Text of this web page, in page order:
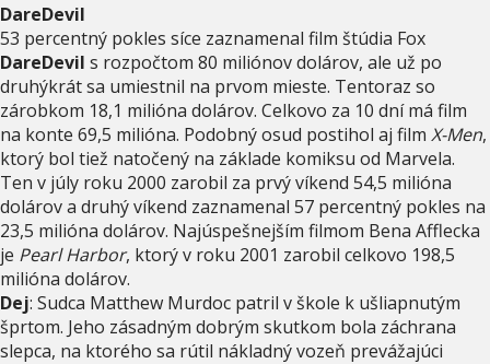
DareDevil
53 percentný pokles síce zaznamenal film štúdia Fox
DareDevil s rozpočtom 80 miliónov dolárov, ale už po
druhýkrát sa umiestnil na prvom mieste. Tentoraz so
zárobkom 18,1 milióna dolárov. Celkovo za 10 dní má film
na konte 69,5 milióna. Podobný osud postihol aj film X-Men,
ktorý bol tiež natočený na základe komiksu od Marvela.
Ten v júly roku 2000 zarobil za prvý víkend 54,5 milióna
dolárov a druhý víkend zaznamenal 57 percentný pokles na
23,5 milióna dolárov. Najúspešnejším filmom Bena Afflecka
je Pearl Harbor, ktorý v roku 2001 zarobil celkovo 198,5
milióna dolárov.
Dej: Sudca Matthew Murdoc patril v škole k ušliapnutým
šprtom. Jeho zásadným dobrým skutkom bola záchrana
slepca, na ktorého sa rútil nákladný vozeň prevážajúci